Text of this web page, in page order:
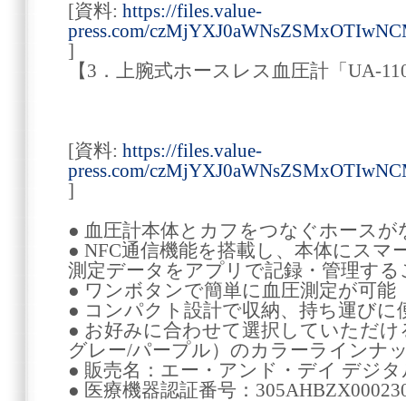
[資料: https://files.value-
press.com/
]
【3．上腕式ホースレス血圧計「UA-
[資料: https://files.value-
press.com/
]
● 血圧計本体とカフをつなぐホースが
● NFC通信機能を搭載し、本体にス
測定データをアプリで記録・管理する
● ワンボタンで簡単に血圧測定が可能
● コンパクト設計で収納、持ち運びに
● お好みに合わせて選択していただ
グレー/パープル）のカラーラインナ
● 販売名：エー・アンド・デイ デジタ
● 医療機器認証番号：